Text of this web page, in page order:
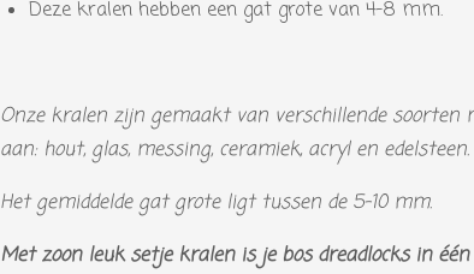
Deze kralen hebben een gat grote van 4-8 mm.
Onze kralen zijn gemaakt van verschillende soorten
aan: hout, glas, messing, ceramiek, acryl en edelsteen.
Het gemiddelde gat grote ligt tussen de 5-10 mm.
Met zoon leuk setje kralen is je bos dreadlocks in